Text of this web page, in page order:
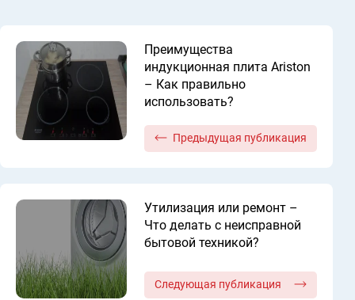
Преимущества
индукционная плита Ariston
– Как правильно
использовать?
Предыдущая публикация
Утилизация или ремонт –
Что делать с неисправной
бытовой техникой?
Следующая публикация